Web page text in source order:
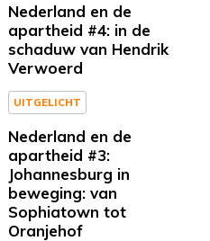
Nederland en de
apartheid #4: in de
schaduw van Hendrik
Verwoerd
UITGELICHT
Nederland en de
apartheid #3:
Johannesburg in
beweging: van
Sophiatown tot
Oranjehof